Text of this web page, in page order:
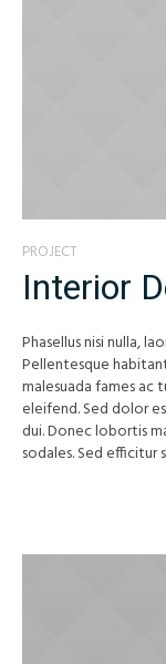
PROJECT
Interior
Phasellus nisi nulla,
Pellentesque
malesuada fames ac
eleifend. Sed dolor
dui. Donec lobortis
sodales. Sed efficitur